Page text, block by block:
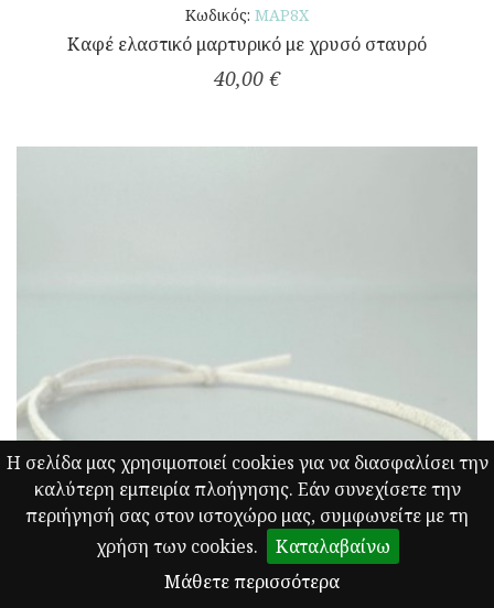
Η σελίδα μας χρησιμοποιεί cookies για να διασφαλίσει την
καλύτερη εμπειρία πλοήγησης. Εάν συνεχίσετε την
περιήγησή σας στον ιστοχώρο μας, συμφωνείτε με τη
χρήση των cookies.
Καταλαβαίνω
Μάθετε περισσότερα
Κωδικός: ΜΑΡ8Χ
Καφέ ελαστικό μαρτυρικό με χρυσό σταυρό
40,00 €